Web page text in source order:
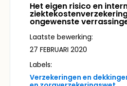
Het eigen risico en
ongewenste
Laatste bewerking:
27 FEBRUARI 2020
Labels:
Verzekeringen en